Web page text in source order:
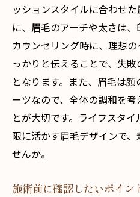
ッションスタイルに合わせ
に、眉毛のアーチや太さは、
カウンセリング時に、理想
っかりと伝えることで、失
となります。また、眉毛は
ーツなので、全体の調和を
とが大切です。ライフスタ
限に活かす眉毛デザインで
せんか。
施術前に確認したいポイン